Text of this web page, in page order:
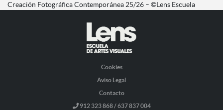
Creación Fotográfica Contemporánea 25/26 – ©Lens Escuela
Cookies
Aviso Legal
Contacto
912 323 868 / 637 837 004